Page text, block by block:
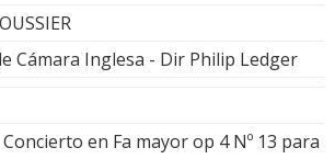
Cámara Inglesa - Dir Philip Ledger
en Fa mayor op 4 Nº 13 para